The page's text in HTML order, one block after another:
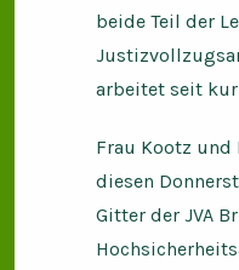
beide Teil der
arbeitet seit
Frau Kootz und
diesen
Gitter der JVA